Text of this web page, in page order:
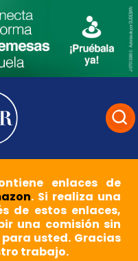
enlaces de
. Si realiza una
de estos enlaces,
una comisión sin
usted. Gracias
trabajo.